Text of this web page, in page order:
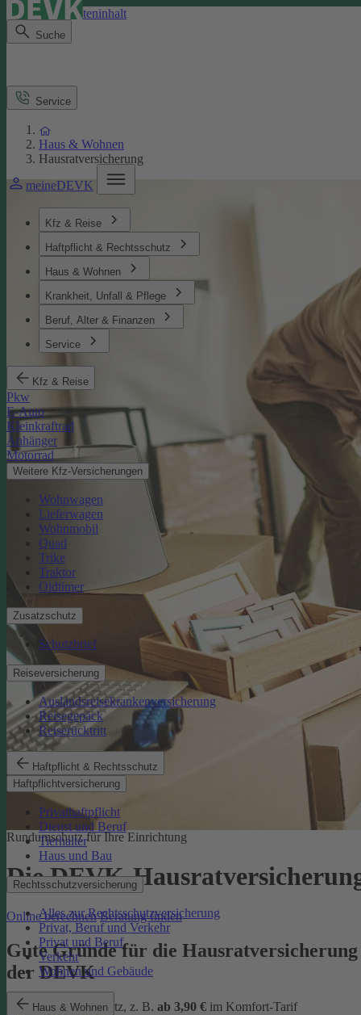
Direkt zum Seiteninhalt
Suche
meineDEVK
Kfz & Reise
Haftpflicht & Rechtsschutz
Haus & Wohnen
Krankheit, Unfall & Pflege
Beruf, Alter & Finanzen
Service
Kfz & Reise
Pkw
E-Auto
Kleinkraftrad
Anhänger
Motorrad
Weitere Kfz-Versicherungen
Wohnwagen
Lieferwagen
Wohnmobil
Quad
Trike
Traktor
Oldtimer
Zusatzschutz
Schutzbrief
Reiseversicherung
Auslandsreisekrankenversicherung
Reisegepäck
Reiserücktritt
Haftpflicht & Rechtsschutz
Haftpflichtversicherung
Privathaftpflicht
Dienst und Beruf
Tierhalter
Haus und Bau
Rechtsschutzversicherung
Alles zur Rechtsschutzversicherung
Privat, Beruf und Verkehr
Privat und Beruf
Verkehr
Wohnen und Gebäude
Haus & Wohnen
Service
Haus & Wohnen
Hausratversicherung
Rundumschutz für Ihre Einrichtung
Die DEVK-
Online berechnen Beratung finden
Gute Gründe für die Hausratversicherung
der DEVK
günstiger Schutz, z. B. ab 3,90 € im Komfort-Tarif